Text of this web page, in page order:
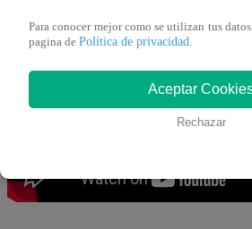
no pudo evitar consultar por lo
Para conocer mejor como se utilizan tus
pagina de Política de privacidad.
Aceptar
Rechazar